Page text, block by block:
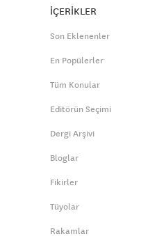
İÇERİKLER
Son Eklenenler
En Popülerler
Tüm Konular
Editörün Seçimi
Dergi Arşivi
Bloglar
Fikirler
Tüyolar
Rakamlar